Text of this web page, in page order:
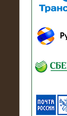
модули